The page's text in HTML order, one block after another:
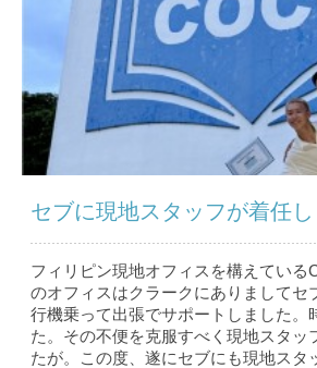
セブに現地スタッフが着任し
フィリピン現地オフィスを構えている
のオフィスはクラークにありましてセ
行機乗って出張でサポートしました。
た。その不便を克服すべく現地スタッ
たが。この度、遂にセブにも現地スタ